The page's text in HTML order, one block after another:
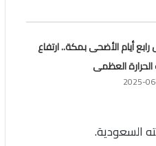
أيام الأضحى بمكة.. ارتفاع
العظمى
2025-
السعودية.